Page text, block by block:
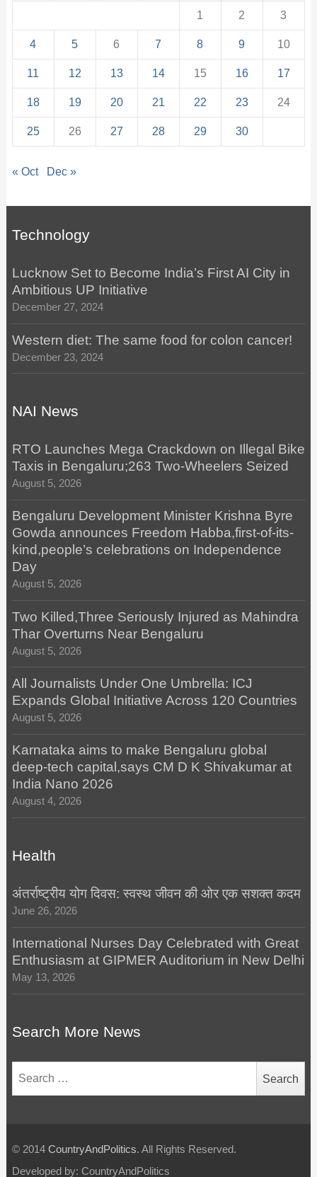
1 2 3
4 5 6 7 8 9 10
11 12 13 14 15 16 17
18 19 20 21 22 23 24
25 26 27 28 29 30
« Oct Dec »
Technology
Lucknow Set to Become India’s First AI City in
Ambitious UP Initiative
December 27, 2024
Western diet: The same food for colon cancer!
December 23, 2024
NAI News
RTO Launches Mega Crackdown on Illegal Bike
Taxis in Bengaluru;263 Two-Wheelers Seized
August 5, 2026
Bengaluru Development Minister Krishna Byre
Gowda announces Freedom Habba,first-of-its-
kind,people’s celebrations on Independence
Day
August 5, 2026
Two Killed,Three Seriously Injured as Mahindra
Thar Overturns Near Bengaluru
August 5, 2026
All Journalists Under One Umbrella: ICJ
Expands Global Initiative Across 120 Countries
August 5, 2026
Karnataka aims to make Bengaluru global
deep-tech capital,says CM D K Shivakumar at
India Nano 2026
August 4, 2026
Health
अंतर्राष्ट्रीय योग दिवस: स्वस्थ जीवन की ओर एक सशक्त कदम
June 26, 2026
International Nurses Day Celebrated with Great
Enthusiasm at GIPMER Auditorium in New Delhi
May 13, 2026
Search More News
for:
© 2014 CountryAndPolitics. All Rights Reserved.
Developed by: CountryAndPolitics